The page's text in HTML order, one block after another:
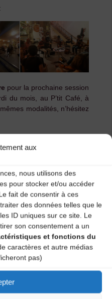
aux
nous utilisons des
pour stocker et/ou accéder
fait de consentir à ces
des données telles que le
ID uniques sur ce site. Le
son consentement a un
et fonctions du
caractères et autre médias
pas)
pour la prochaine session
du mois, au P’tit Café, à
modalités, n’hésitez
chanteur, danseur, ou
de musique
mensuelle du CDMDT43
nous retrouvons de
20h dans le lieu central
Qui le souhaite lance
le maître mot étant
de chacun, sans